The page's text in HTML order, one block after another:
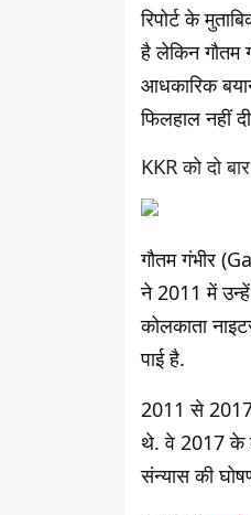
रिपोर्ट के
है लेकिन
आधकारिक
फिलहाल नहीं
KKR को दो
गौतम गंभीर
ने 2011 में
कोलकाता
पाई है.
2011 से 2017
थे. वे 2017 के
संन्यास की